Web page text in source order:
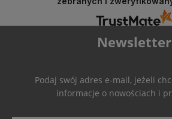
Newsletter
Podaj swój adres e-mail, jeżeli
informacje o nowościach i